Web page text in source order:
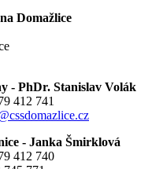
Domažlice
- PhDr. Stanislav Volák
412 741
- Janka Šmirklová
412 740